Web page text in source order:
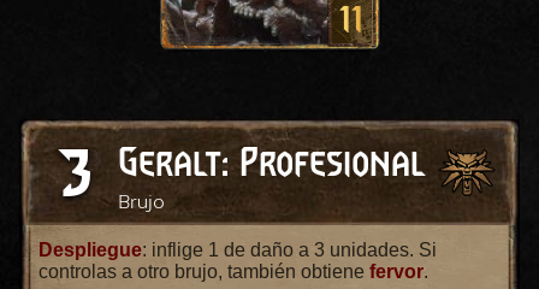
11
3 Geralt: Profesional
Brujo
Despliegue: inflige 1 de daño a 3 unidades. Si
controlas a otro brujo, también obtiene fervor.